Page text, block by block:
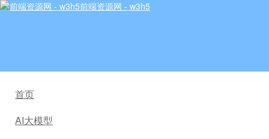
前端资源网 - w3h5
首页
AI大模型